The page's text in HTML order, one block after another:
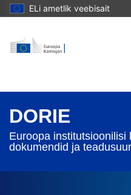
ELi ametlik veebisait
DORIE
Euroopa institutsioonilisi
dokumendid ja